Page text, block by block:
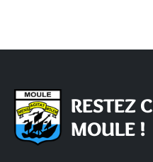
RESTEZ
MOULE !